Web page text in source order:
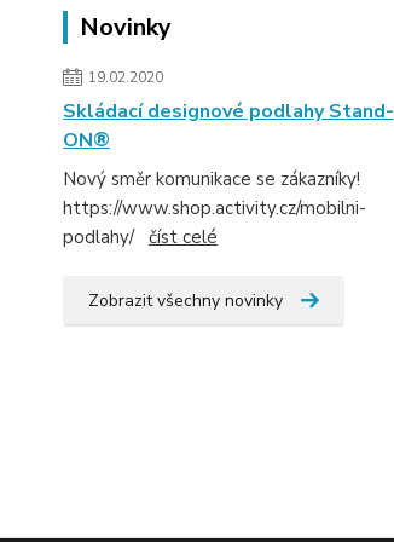
Novinky
19.02.2020
Skládací designové podlahy Stand-
ON®
Nový směr komunikace se zákazníky!
https://www.shop.activity.cz/mobilni-
podlahy/ číst celé
Zobrazit všechny novinky